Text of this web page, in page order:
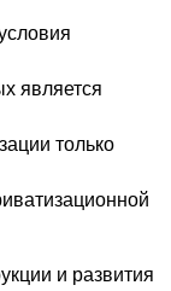
является
только
и развития